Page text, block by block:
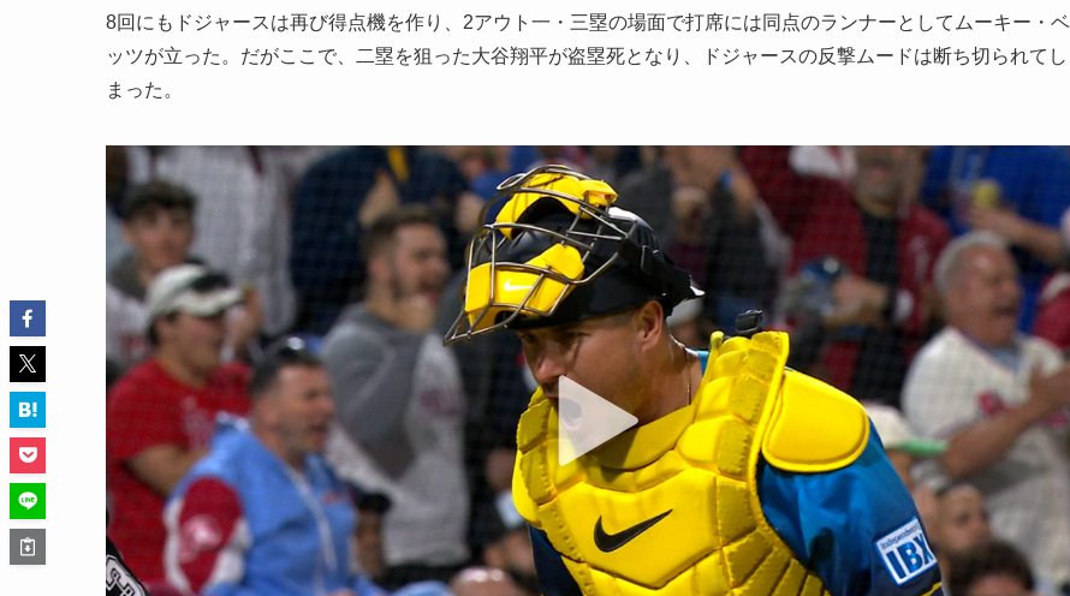
8回にもドジャースは再び得点機を作り、2アウト一・三塁の場面で打席には同点のランナーとしてムーキー・ベ
ッツが立った。だがここで、二塁を狙った大谷翔平が盗塁死となり、ドジャースの反撃ムードは断ち切られてし
まった。